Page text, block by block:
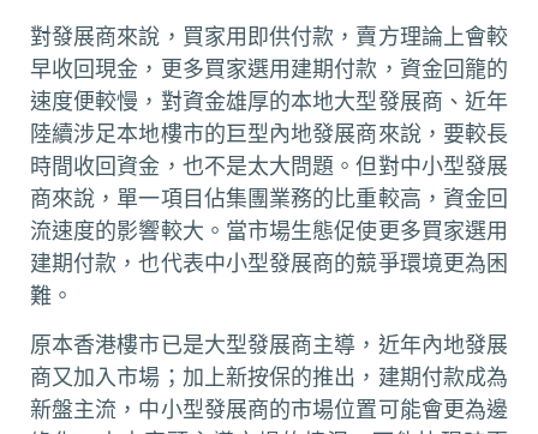
對發展商來說，買家用即供付款，賣方理論上會較
早收回現金，更多買家選用建期付款，資金回籠的
速度便較慢，對資金雄厚的本地大型發展商、近年
陸續涉足本地樓市的巨型內地發展商來說，要較長
時間收回資金，也不是太大問題。但對中小型發展
商來說，單一項目佔集團業務的比重較高，資金回
流速度的影響較大。當市場生態促使更多買家選用
建期付款，也代表中小型發展商的競爭環境更為困
難。
原本香港樓市已是大型發展商主導，近年內地發展
商又加入市場；加上新按保的推出，建期付款成為
新盤主流，中小型發展商的市場位置可能會更為邊